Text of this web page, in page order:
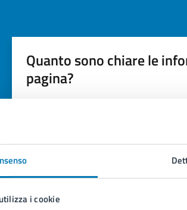
i cookie
Quanto sono chiare le
pagina?